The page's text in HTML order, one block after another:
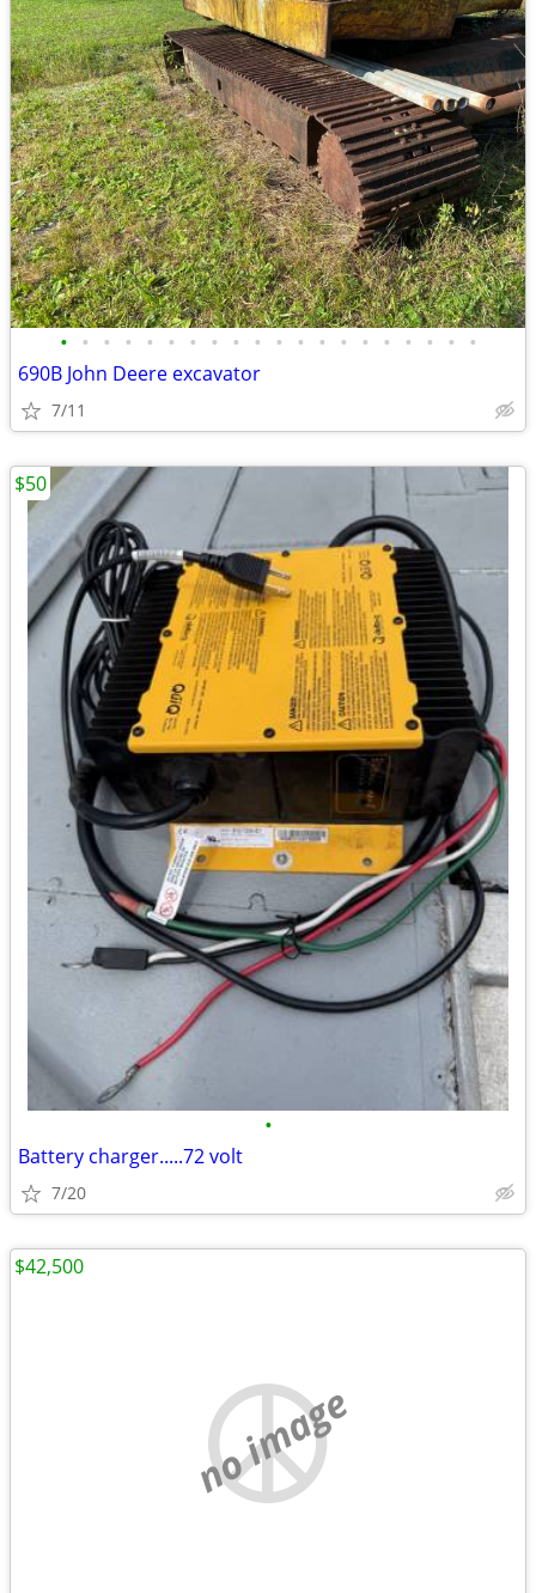
• • • • • • • • • • • • • • • • • • • •
690B John Deere excavator
7/11
•
Battery charger.....72 volt
7/20
$50
no image
$42,500